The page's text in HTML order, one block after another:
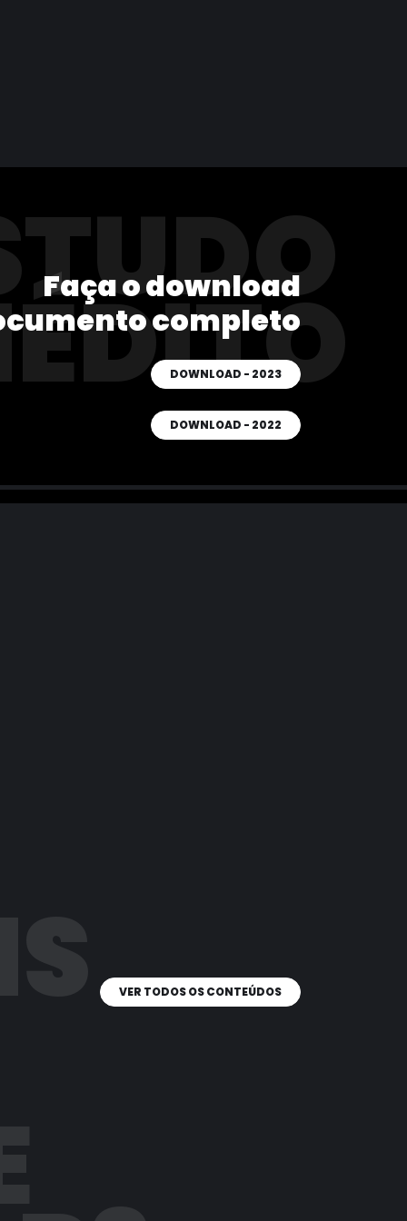
Faça o download
completo
DOWNLOAD - 2023
DOWNLOAD - 2022
VER TODOS OS CONTEÚDOS